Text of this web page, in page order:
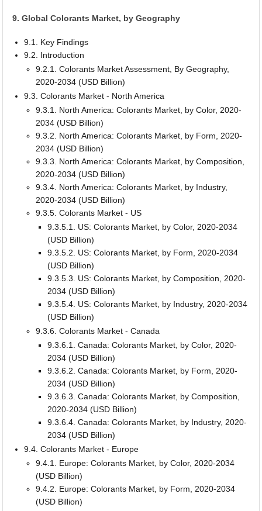
9. Global Colorants Market, by Geography
9.1. Key Findings
9.2. Introduction
9.2.1. Colorants Market Assessment, By Geography,
2020-2034 (USD Billion)
9.3. Colorants Market - North America
9.3.1. North America: Colorants Market, by Color, 2020-
2034 (USD Billion)
9.3.2. North America: Colorants Market, by Form, 2020-
2034 (USD Billion)
9.3.3. North America: Colorants Market, by Composition,
2020-2034 (USD Billion)
9.3.4. North America: Colorants Market, by Industry,
2020-2034 (USD Billion)
9.3.5. Colorants Market - US
9.3.5.1. US: Colorants Market, by Color, 2020-2034
(USD Billion)
9.3.5.2. US: Colorants Market, by Form, 2020-2034
(USD Billion)
9.3.5.3. US: Colorants Market, by Composition, 2020-
2034 (USD Billion)
9.3.5.4. US: Colorants Market, by Industry, 2020-2034
(USD Billion)
9.3.6. Colorants Market - Canada
9.3.6.1. Canada: Colorants Market, by Color, 2020-
2034 (USD Billion)
9.3.6.2. Canada: Colorants Market, by Form, 2020-
2034 (USD Billion)
9.3.6.3. Canada: Colorants Market, by Composition,
2020-2034 (USD Billion)
9.3.6.4. Canada: Colorants Market, by Industry, 2020-
2034 (USD Billion)
9.4. Colorants Market - Europe
9.4.1. Europe: Colorants Market, by Color, 2020-2034
(USD Billion)
9.4.2. Europe: Colorants Market, by Form, 2020-2034
(USD Billion)